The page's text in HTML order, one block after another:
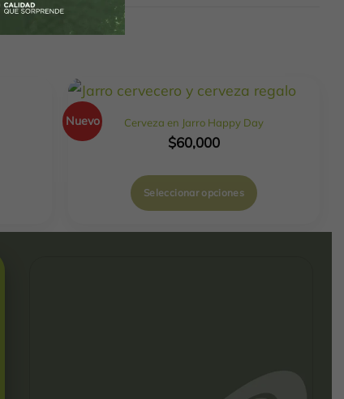
Nuevo Cerveza en Jarro Happy Day
$60,000
Seleccionar opciones